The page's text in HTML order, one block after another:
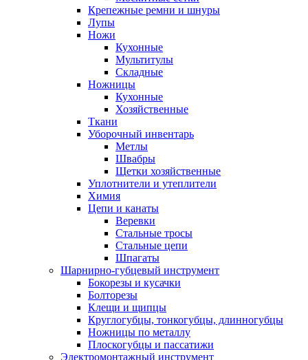
Крепежные ремни и шнуры
Лупы
Ножи
Кухонные
Мультитулы
Складные
Ножницы
Кухонные
Хозяйственные
Ткани
Уборочный инвентарь
Метлы
Швабры
Щетки хозяйственные
Уплотнители и утеплители
Химия
Цепи и канаты
Веревки
Стальные тросы
Стальные цепи
Шпагаты
Шарнирно-губцевый инструмент
Бокорезы и кусачки
Болторезы
Клещи и щипцы
Круглогубцы, тонкогубцы, длинногубцы
Ножницы по металлу
Плоскогубцы и пассатижи
Электромонтажный инструмент